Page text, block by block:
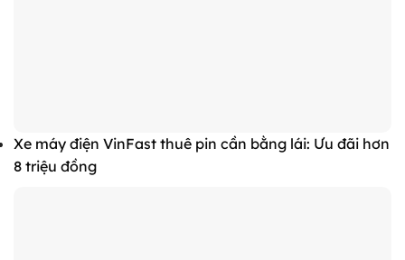
Xe máy điện VinFast thuê pin cần bằng lái: Ưu đãi hơn
8 triệu đồng